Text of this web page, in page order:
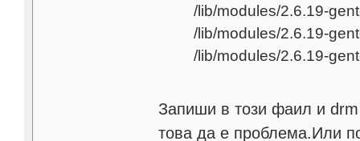
/lib/modules/2.6.19-
/lib/modules/2.6.19-
/lib/modules/2.6.19-
Запиши в този фаил и
това да е проблема.Или